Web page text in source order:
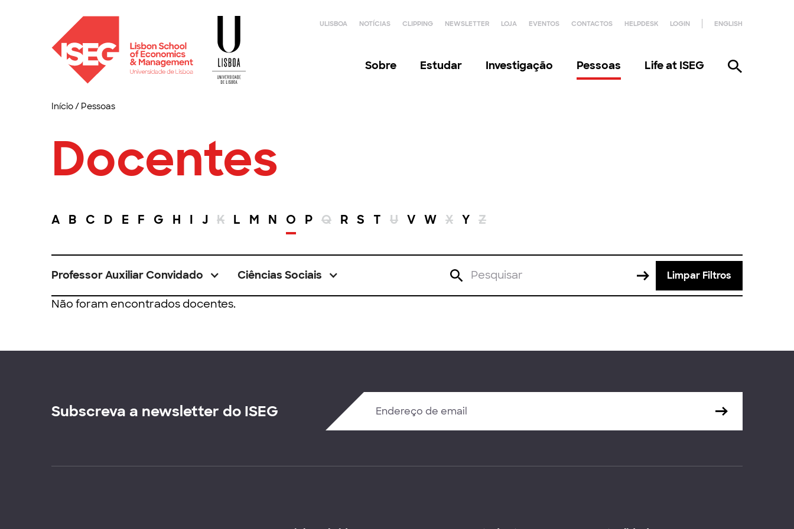
ULISBOA NOTÍCIAS CLIPPING NEWSLETTER LOJA EVENTOS CONTACTOS HELPDESK LOGIN ENGLISH
Sobre Estudar Investigação Pessoas Life at ISEG
Início/ Pessoas
Docentes
A B C D E F G H I J K L M N O P Q R S T U V W X Y Z
Professor Auxiliar Convidado Ciências Sociais Limpar Filtros
Não foram encontrados docentes.
Subscreva a newsletter do ISEG